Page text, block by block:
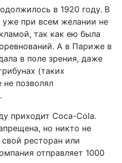
в 1920 году. В
уже при всем желании не
так как ею была
А в Париже в
в поле зрения, даже
(таких
позволял
приходит Coca-Cola.
но никто не
ресторан или
отправляет 1000